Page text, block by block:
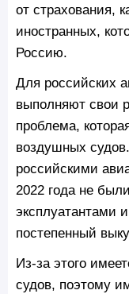
от страхования,
иностранных,
Россию.
Для российских
выполняют свои
проблема,
воздушных
российскими
2022 года не
эксплуатантами
постепенный
Из-за этого
судов, поэтому